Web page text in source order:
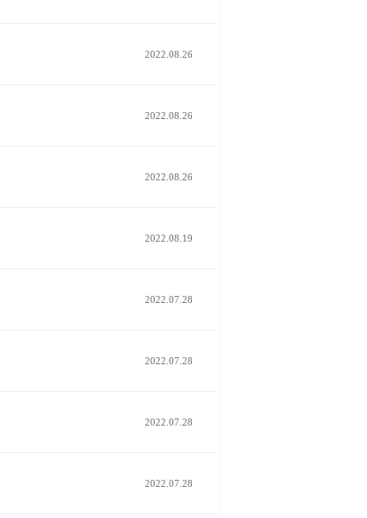
2022.08.26
2022.08.26
2022.08.26
2022.08.19
2022.07.28
2022.07.28
2022.07.28
2022.07.28